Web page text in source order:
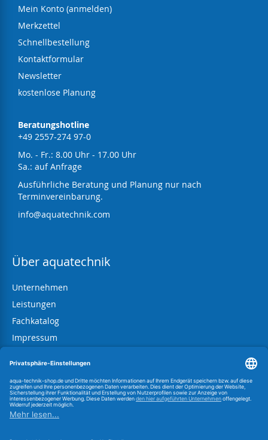
Mein Konto (anmelden)
Merkzettel
Schnellbestellung
Kontaktformular
Newsletter
kostenlose Planung
Beratungshotline
+49 2557-274 97-0
Mo. - Fr.: 8.00 Uhr - 17.00 Uhr
Sa.: auf Anfrage
Ausführliche Beratung und Planung nur nach
Terminvereinbarung.
info@aquatechnik.com
Über aquatechnik
Unternehmen
Leistungen
Fachkatalog
Impressum
Widerrufsbelehrung
Information zum BattG
Link zur OS-Plattform